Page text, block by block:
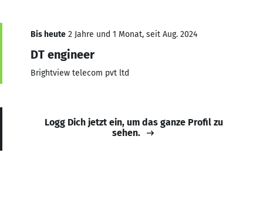
Bis heute 2 Jahre und 1 Monat, seit Aug. 2024
DT engineer
Brightview telecom pvt ltd
Logg Dich jetzt ein, um das ganze Profil zu
sehen.